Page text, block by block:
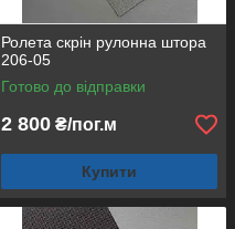
Ролета скрін рулонна штора
206-05
Готово до відправки
2 800 ₴/пог.м
Купити